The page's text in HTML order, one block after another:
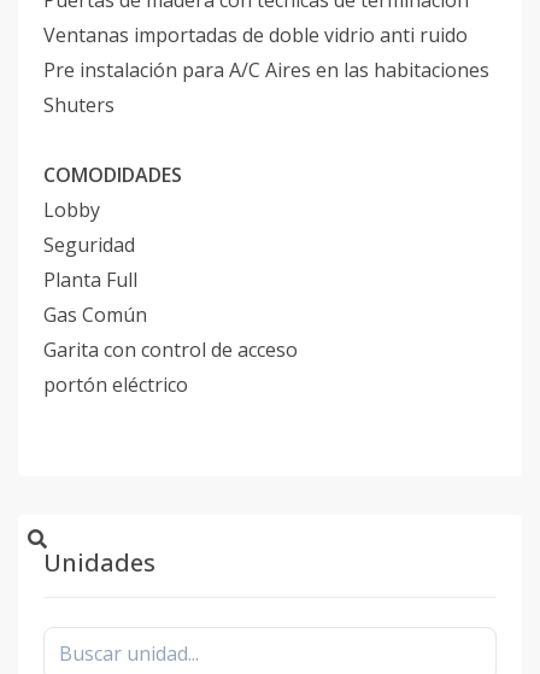
Ventanas importadas de doble vidrio anti ruido
Pre instalación para A/C Aires en las habitaciones
Shuters
COMODIDADES
Lobby
Seguridad
Planta Full
Gas Común
Garita con control de acceso
portón eléctrico
Unidades